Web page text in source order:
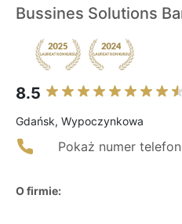
Bussines Solutions
8.5
Gdańsk, Wypoczynkowa
Pokaż numer
O firmie: